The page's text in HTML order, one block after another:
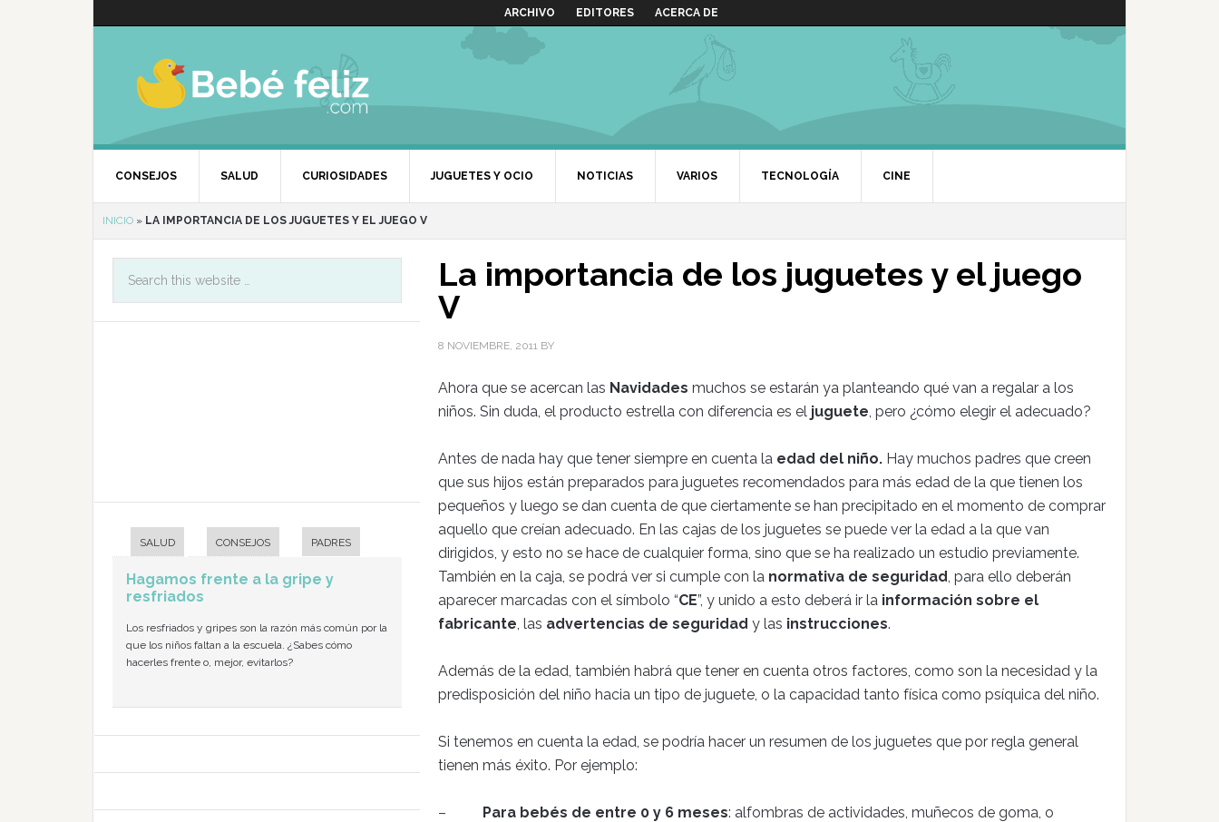
ARCHIVO EDITORES ACERCA DE
CONSEJOS SALUD CURIOSIDADES JUGUETES Y OCIO NOTICIAS VARIOS TECNOLOGÍA CINE
INICIO » LA IMPORTANCIA DE LOS JUGUETES Y EL JUEGO V
La importancia de los juguetes y el juego
V
8 NOVIEMBRE, 2011 BY
Ahora que se acercan las Navidades muchos se estarán ya planteando qué van a regalar a los
niños. Sin duda, el producto estrella con diferencia es el juguete, pero ¿cómo elegir el adecuado?
Antes de nada hay que tener siempre en cuenta la edad del niño. Hay muchos padres que creen
que sus hijos están preparados para juguetes recomendados para más edad de la que tienen los
pequeños y luego se dan cuenta de que ciertamente se han precipitado en el momento de comprar
aquello que creían adecuado. En las cajas de los juguetes se puede ver la edad a la que van
dirigidos, y esto no se hace de cualquier forma, sino que se ha realizado un estudio previamente.
También en la caja, se podrá ver si cumple con la normativa de seguridad, para ello deberán
aparecer marcadas con el símbolo “CE”, y unido a esto deberá ir la información sobre el
fabricante, las advertencias de seguridad y las instrucciones.
Además de la edad, también habrá que tener en cuenta otros factores, como son la necesidad y la
predisposición del niño hacia un tipo de juguete, o la capacidad tanto física como psíquica del niño.
Si tenemos en cuenta la edad, se podría hacer un resumen de los juguetes que por regla general
tienen más éxito. Por ejemplo:
– Para bebés de entre 0 y 6 meses: alfombras de actividades, muñecos de goma, o
SALUD CONSEJOS PADRES
Hagamos frente a la gripe y
resfriados
Los resfriados y gripes son la razón más común por la
que los niños faltan a la escuela. ¿Sabes cómo
hacerles frente o, mejor, evitarlos?